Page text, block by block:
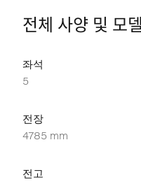
전체 사양 및 모
좌석
5
전장
4785 mm
전고